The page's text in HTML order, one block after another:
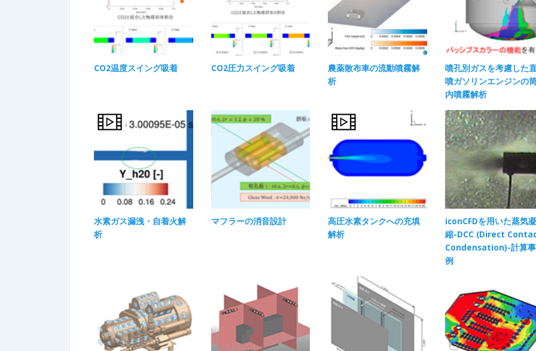
CO2温度スイング吸着 CO2圧力スイング吸着
農薬散布車の流動噴霧解
析
噴孔別ガスを考慮した
噴ガソリンエンジンの
内噴霧解析
水素ガス漏洩・自着火解
析
マフラーの消音設計
高圧水素タンクへの充填
解析
iconCFDを用いた蒸気凝
縮-DCC (Direct
Condensation)-計算事
例